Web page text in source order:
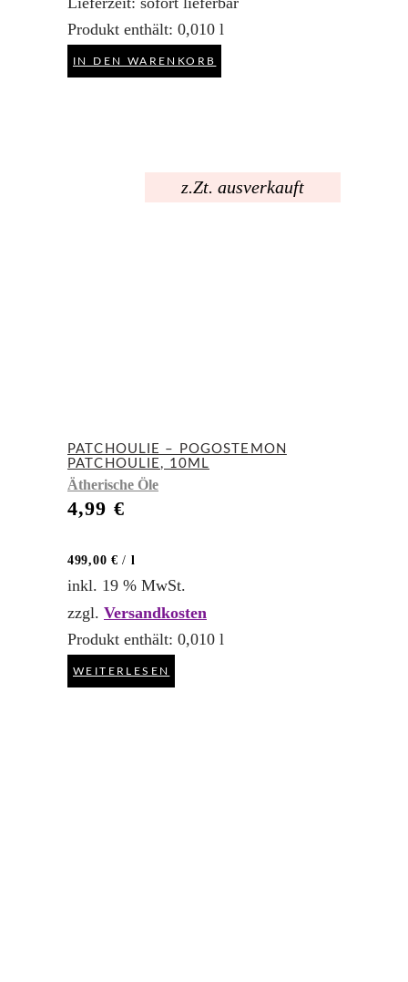
Produkt enthält: 0,010 l
IN DEN WARENKORB
z.Zt. ausverkauft
PATCHOULIE – POGOSTEMON
PATCHOULIE, 10ML
Ätherische Öle
4,99 €
499,00 € / l
inkl. 19 % MwSt.
zzgl. Versandkosten
Produkt enthält: 0,010 l
WEITERLESEN